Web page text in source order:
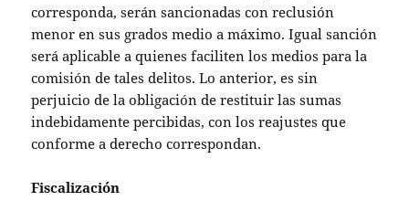
corresponda, serán sancionadas con reclusión
menor en sus grados medio a máximo. Igual sanción
será aplicable a quienes faciliten los medios para la
comisión de tales delitos. Lo anterior, es sin
perjuicio de la obligación de restituir las sumas
indebidamente percibidas, con los reajustes que
conforme a derecho correspondan.
Fiscalización